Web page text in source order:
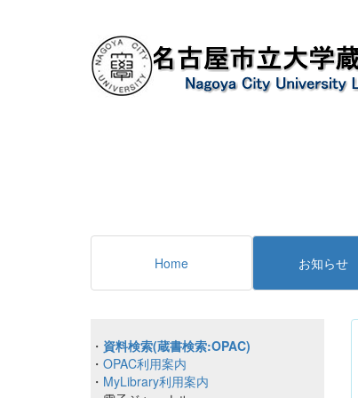
Home お知らせ
・ 資料検索(蔵書検索:OPAC)
・ OPAC利用案内
・ MyLibrary利用案内